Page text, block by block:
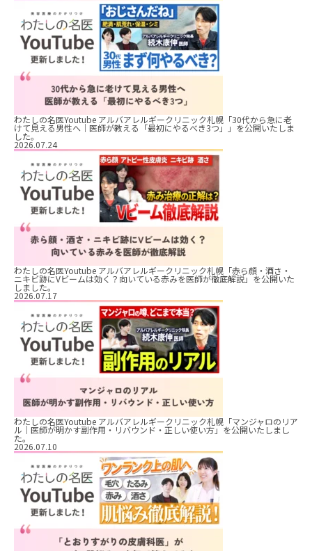
わたしの名医Youtube アルバアレルギークリニック札幌「30代から急に老
けて見える男性へ｜医師が教える「最初にやるべき3つ」」を公開いたしま
した。
2026.07.24
わたしの名医Youtube アルバアレルギークリニック札幌「赤ら顔・酒さ・
ニキビ跡にVビームは効く？向いている赤みを医師が徹底解説」を公開いた
しました。
2026.07.17
わたしの名医Youtube アルバアレルギークリニック札幌「マンジャロのリア
ル｜医師が明かす副作用・リバウンド・正しい使い方」を公開いたしまし
た。
2026.07.10